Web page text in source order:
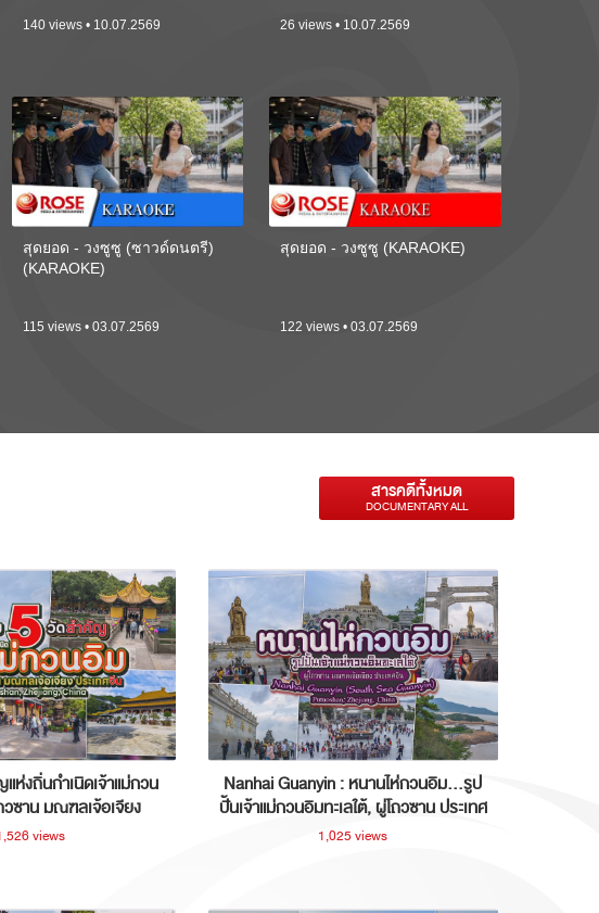
140 views • 10.07.2569 26 views • 10.07.2569
สุดยอด - วงซูซู (ซาวด์ดนตรี)
(KARAOKE)
115 views • 03.07.2569
สุดยอด - วงซูซู (KARAOKE)
122 views • 03.07.2569
สารคดีทั้งหมด
DOCUMENTARY ALL
ห่งถิ่นกำเนิดเจ้าแม่กวน
วซาน มณฑลเจ้อเจียง
ระเทศจีน
views
Nanhai Guanyin : หนานไห่กวนอิม...รูป
ปั้นเจ้าแม่กวนอิมทะเลใต้, ผู่โถวซาน ประเทศ
จีน
1,025 views